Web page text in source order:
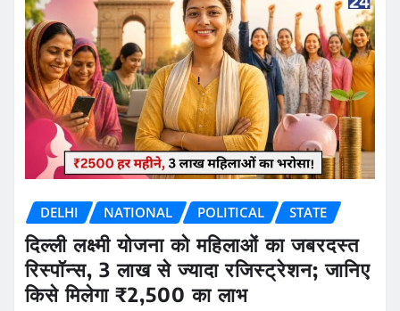
DELHI NATIONAL POLITICAL STATE
दिल्ली लक्ष्मी योजना को महिलाओं का जबरदस्त
रिस्पॉन्स, 3 लाख से ज्यादा रजिस्ट्रेशन; जानिए
किसे मिलेगा ₹2,500 का लाभ